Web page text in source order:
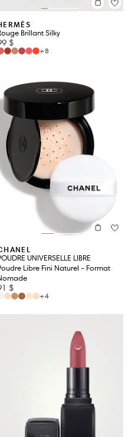
Brillant Silky
$
+8
UNIVERSELLE LIBRE
Libre Fini Naturel - Format
$
+4